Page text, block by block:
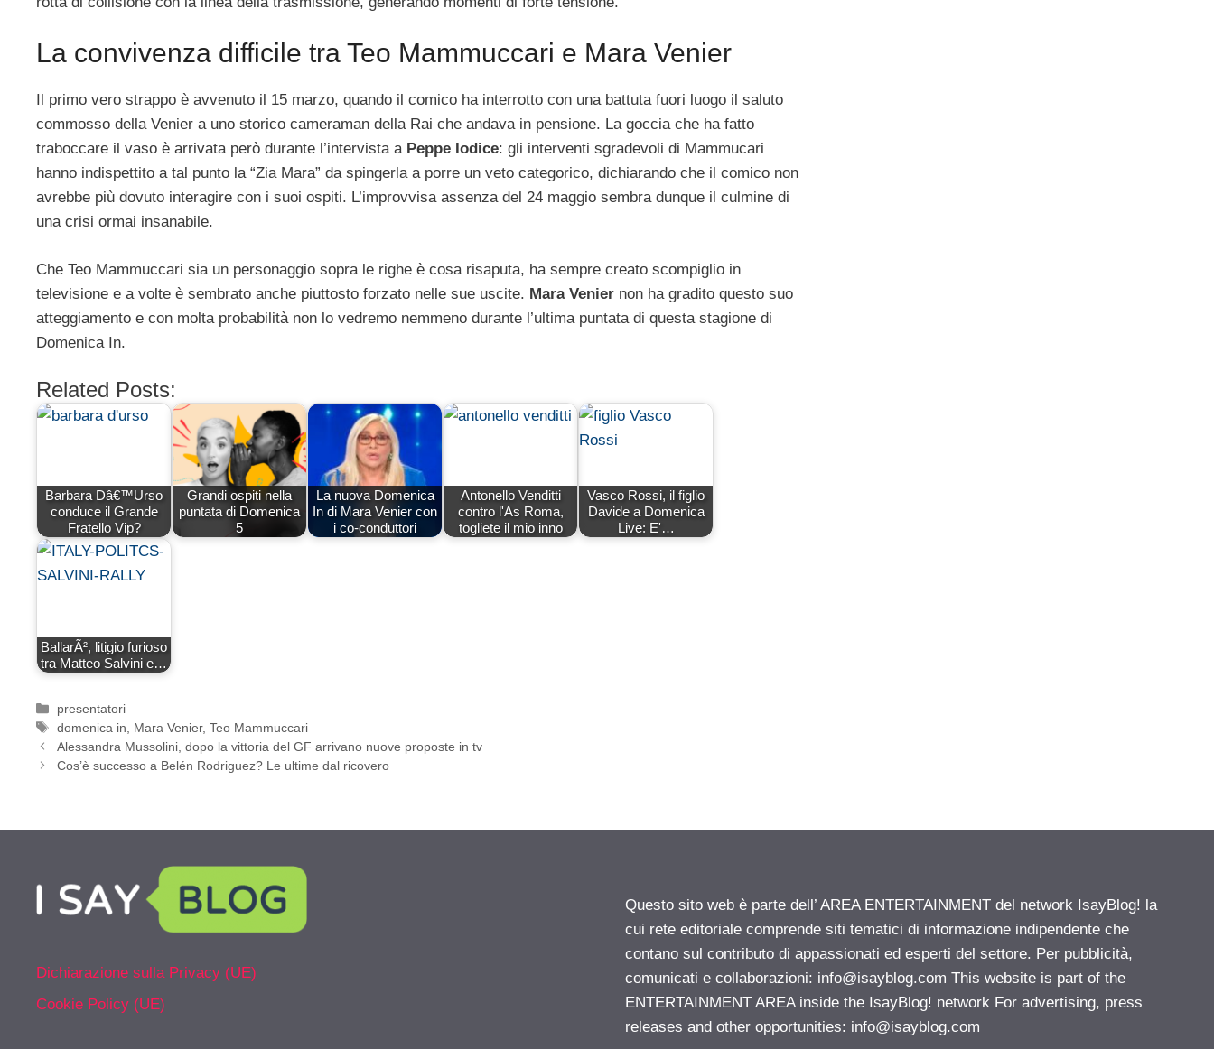
La convivenza difficile tra Teo Mammuccari e Mara Venier
Il primo vero strappo è avvenuto il 15 marzo, quando il comico ha interrotto con una battuta fuori luogo il saluto
commosso della Venier a uno storico cameraman della Rai che andava in pensione. La goccia che ha fatto
traboccare il vaso è arrivata però durante l’intervista a Peppe Iodice: gli interventi sgradevoli di Mammucari
hanno indispettito a tal punto la “Zia Mara” da spingerla a porre un veto categorico, dichiarando che il comico non
avrebbe più dovuto interagire con i suoi ospiti. L’improvvisa assenza del 24 maggio sembra dunque il culmine di
una crisi ormai insanabile.
Che Teo Mammuccari sia un personaggio sopra le righe è cosa risaputa, ha sempre creato scompiglio in
televisione e a volte è sembrato anche piuttosto forzato nelle sue uscite. Mara Venier non ha gradito questo suo
atteggiamento e con molta probabilità non lo vedremo nemmeno durante l’ultima puntata di questa stagione di
Domenica In.
Related Posts:
Barbara Dâ€™Urso
conduce il Grande
Fratello Vip?
Grandi ospiti nella
puntata di Domenica
5
La nuova Domenica
In di Mara Venier con
i co-conduttori
Antonello Venditti
contro l'As Roma,
togliete il mio inno
Vasco Rossi, il figlio
Davide a Domenica
Live: E'…
BallarÃ², litigio furioso
tra Matteo Salvini e…
Categorie
presentatori
Tag
domenica in Mara Venier,Teo Mammuccari
Alessandra Mussolini, dopo la vittoria del GF arrivano nuove proposte in tv
Cos’è successo a Belén Rodriguez? Le ultime dal ricovero
Dichiarazione sulla Privacy (UE)
Cookie Policy (UE)
Questo sito web è parte dell’ AREA ENTERTAINMENT del network IsayBlog! la
cui rete editoriale comprende siti tematici di informazione indipendente che
contano sul contributo di appassionati ed esperti del settore. Per pubblicità,
comunicati e collaborazioni: info@isayblog.com This website is part of the
ENTERTAINMENT AREA inside the IsayBlog! network For advertising, press
releases and other opportunities: info@isayblog.com